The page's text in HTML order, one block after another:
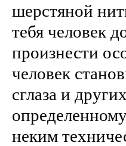
шерстяной
тебя человек
произнести
человек
сглаза и
неким